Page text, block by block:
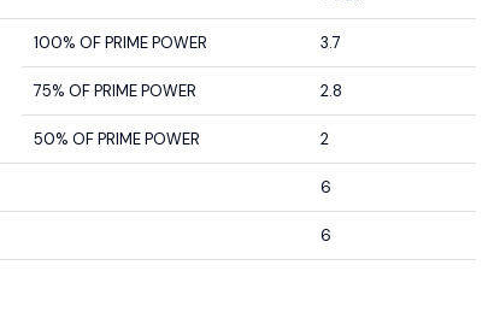
100% OF PRIME POWER 3.7
75% OF PRIME POWER 2.8
50% OF PRIME POWER 2
6
6